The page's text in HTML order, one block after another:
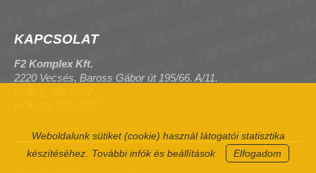
Weboldalunk sütiket (cookie) használ látogatói statisztika
készítéséhez.
További infók és beállítások Elfogadom
KAPCSOLAT
F2 Komplex Kft.
2220 Vecsés, Baross Gábor út 195/66. A/11.